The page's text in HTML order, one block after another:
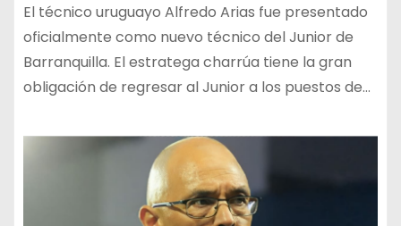
El técnico uruguayo Alfredo Arias fue presentado
oficialmente como nuevo técnico del Junior de
Barranquilla. El estratega charrúa tiene la gran
obligación de regresar al Junior a los puestos de…